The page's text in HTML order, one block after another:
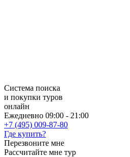
Система поиска
и покупки туров
онлайн
Ежедневно 09:00 - 21:00
+7 (495) 009-87-80
Где купить?
Перезвоните мне
Рассчитайте мне тур